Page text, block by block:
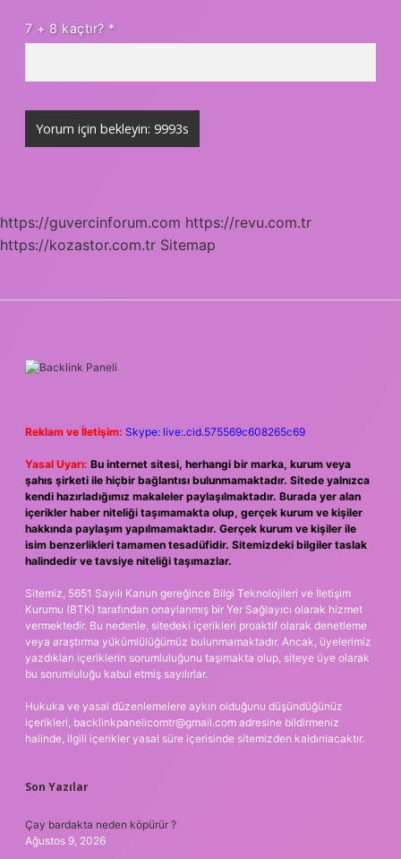
7 + 8 kaçtır? *
https://guvercinforum.com https://revu.com.tr
https://kozastor.com.tr Sitemap
SIDEBAR
Reklam ve İletişim: Skype: live:.cid.575569c608265c69
Yasal Uyarı: Bu internet sitesi, herhangi bir marka, kurum veya
şahıs şirketi ile hiçbir bağlantısı bulunmamaktadır. Sitede yalnızca
kendi hazırladığımız makaleler paylaşılmaktadır. Burada yer alan
içerikler haber niteliği taşımamakta olup, gerçek kurum ve kişiler
hakkında paylaşım yapılmamaktadır. Gerçek kurum ve kişiler ile
isim benzerlikleri tamamen tesadüfidir. Sitemizdeki bilgiler taslak
halindedir ve tavsiye niteliği taşımazlar.
Sitemiz, 5651 Sayılı Kanun gereğince Bilgi Teknolojileri ve İletişim
Kurumu (BTK) tarafından onaylanmış bir Yer Sağlayıcı olarak hizmet
vermektedir. Bu nedenle, sitedeki içerikleri proaktif olarak denetleme
veya araştırma yükümlülüğümüz bulunmamaktadır. Ancak, üyelerimiz
yazdıkları içeriklerin sorumluluğunu taşımakta olup, siteye üye olarak
bu sorumluluğu kabul etmiş sayılırlar.
Hukuka ve yasal düzenlemelere aykırı olduğunu düşündüğünüz
içerikleri, backlinkpanelicomtr@gmail.com adresine bildirmeniz
halinde, ilgili içerikler yasal süre içerisinde sitemizden kaldırılacaktır.
Son Yazılar
Çay bardakta neden köpürür ?
Ağustos 9, 2026